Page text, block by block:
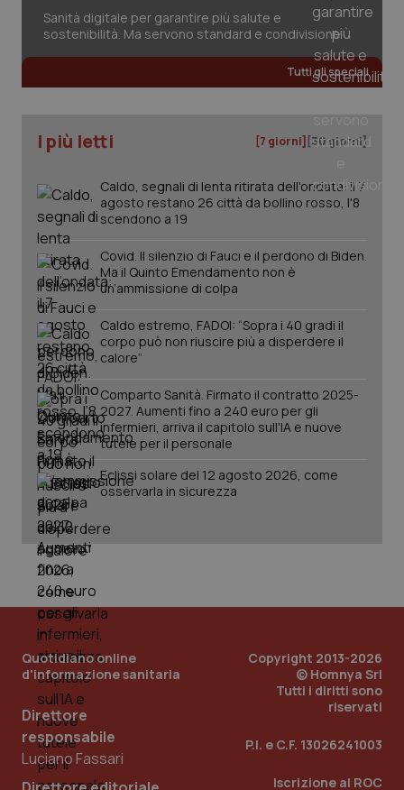
Sanità digitale per garantire più salute e
sostenibilità. Ma servono standard e condivisione
Tutti gli speciali
I più letti [7 giorni] [30 giorni]
Caldo, segnali di lenta ritirata dell'ondata: il 7
agosto restano 26 città da bollino rosso, l'8
scendono a 19
Covid. Il silenzio di Fauci e il perdono di Biden.
Ma il Quinto Emendamento non è
un’ammissione di colpa
Caldo estremo, FADOI: “Sopra i 40 gradi il
corpo può non riuscire più a disperdere il
calore”
Comparto Sanità. Firmato il contratto 2025-
2027. Aumenti fino a 240 euro per gli
infermieri, arriva il capitolo sull'IA e nuove
tutele per il personale
Eclissi solare del 12 agosto 2026, come
osservarla in sicurezza
Quotidiano online
d'informazione sanitaria
Direttore
responsabile
Luciano Fassari
Copyright 2013-2026
© Homnya Srl
Tutti i diritti sono
riservati
P.I. e C.F. 13026241003
Iscrizione al ROC
tracking-enable
www.quotidianosanita.it
tracking-sites-ironfish-
session-id
www.quotidianosanita.it
_ga
PHPSESSID
PHP.net
www.quotidianosanita.it